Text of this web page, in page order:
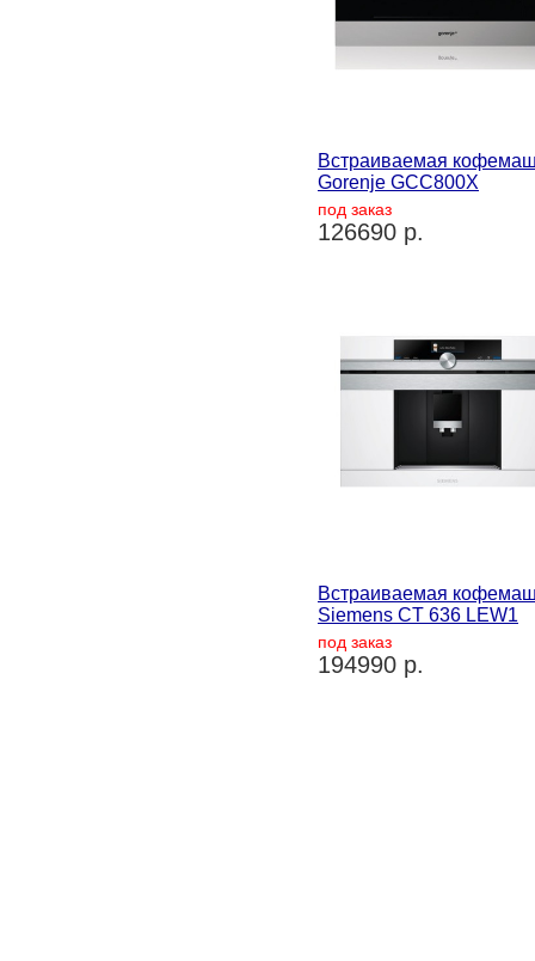
Встраиваемая
Gorenje GCC800X
под заказ
126690 р.
Встраиваемая
Siemens CT 636 LEW1
под заказ
194990 р.